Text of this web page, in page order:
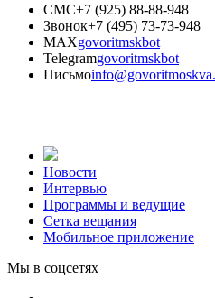
СМС+7 (925) 88-88-948
Звонок+7 (495) 73-73-948
MAXgovoritmskbot
Telegramgovoritmskbot
Письмо
Новости
Интервью
Программы и ведущие
Сетка вещания
Мобильное приложение
Мы в соцсетях